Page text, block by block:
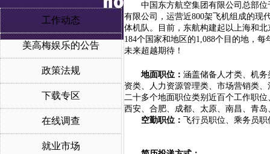
工作动态
美高梅娱乐的公告
政策法规
下载专区
在线调查
就业市场
中国东方航空集团有限公司总部
有限公司，运营近800架飞机组成的现
体机队。目前，东航构建起以上海和
184个国家和地区的1,088个目的地，
未来超越期待！
地面职位： 涵盖储备人才类、机
资类、人力资源管理类、市场营销类
二十多个地面职位类别近百个工作职
西安、合肥、成都、太原、南昌、青
空勤职位：
飞行员职位、乘务员